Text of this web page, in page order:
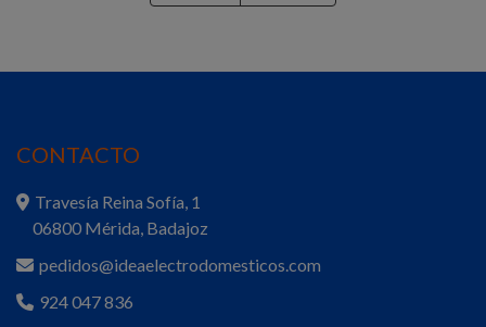
CONTACTO
Travesía Reina Sofía, 1
06800 Mérida, Badajoz
pedidos@ideaelectrodomesticos.com
924 047 836